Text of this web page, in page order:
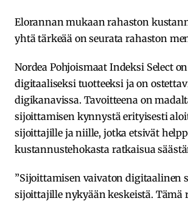
Elorannan mukaan rahaston
yhtä tärkeää on seurata rahaston
Nordea Pohjoismaat Indeksi Select
digitaaliseksi tuotteeksi ja on
digikanavissa. Tavoitteena on
sijoittamisen kynnystä erityisesti
sijoittajille ja niille, jotka etsivät
kustannustehokasta ratkaisua
”Sijoittamisen vaivaton digitaalinen
sijoittajille nykyään keskeistä. Tämä